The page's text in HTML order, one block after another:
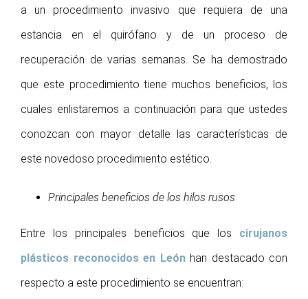
a un procedimiento invasivo que requiera de una
estancia en el quirófano y de un proceso de
recuperación de varias semanas. Se ha demostrado
que este procedimiento tiene muchos beneficios, los
cuales enlistaremos a continuación para que ustedes
conozcan con mayor detalle las características de
este novedoso procedimiento estético.
Principales beneficios de los hilos rusos
Entre los principales beneficios que los cirujanos
plásticos reconocidos en Leónhan destacado con
respecto a este procedimiento se encuentran: